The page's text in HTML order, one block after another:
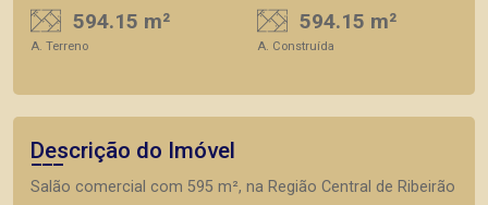
594.15 m²
A. Terreno
594.15 m²
A. Construída
Descrição do Imóvel
Salão comercial com 595 m², na Região Central de Ribeirão